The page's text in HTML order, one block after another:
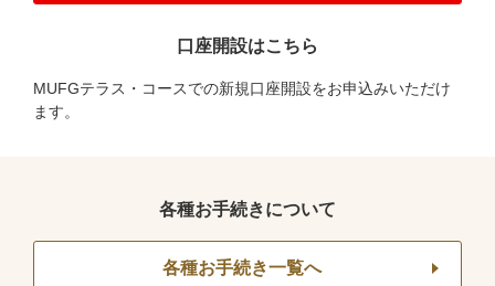
口座開設はこちら
MUFGテラス・コースでの新規口座開設をお申込みいただけ
ます。
各種お手続きについて
各種お手続き一覧へ